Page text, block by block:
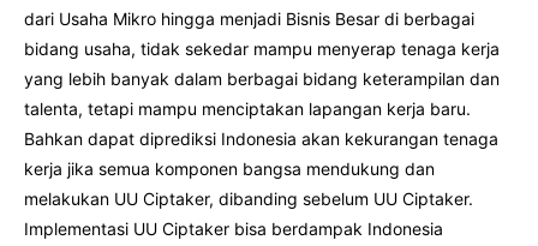
dari Usaha Mikro hingga menjadi Bisnis Besar di berbagai
bidang usaha, tidak sekedar mampu menyerap tenaga kerja
yang lebih banyak dalam berbagai bidang keterampilan dan
talenta, tetapi mampu menciptakan lapangan kerja baru.
Bahkan dapat diprediksi Indonesia akan kekurangan tenaga
kerja jika semua komponen bangsa mendukung dan
melakukan UU Ciptaker, dibanding sebelum UU Ciptaker.
Implementasi UU Ciptaker bisa berdampak Indonesia